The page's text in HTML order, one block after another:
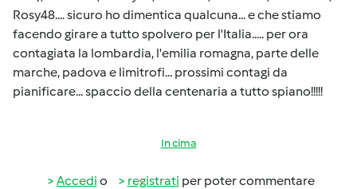
Rosy48.... sicuro ho dimentica qualcuna... e che stiamo
facendo girare a tutto spolvero per l'Italia..... per ora
contagiata la lombardia, l'emilia romagna, parte delle
marche, padova e limitrofi... prossimi contagi da
pianificare... spaccio della centenaria a tutto spiano!!!!!
In cima
Accedi o registrati per poter commentare